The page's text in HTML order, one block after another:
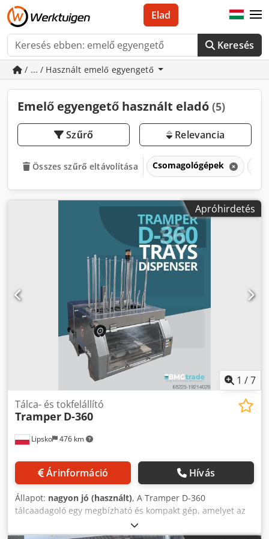
Keresés
Elad
/ ... / Használt emelő egyengető
Emelő egyengető használt eladó (5)
Szűrő Relevancia
Összes szűrő eltávolítása Csomagológépek
Apróhirdetés
1 /7
Lipsko 476 km
Tálca- és tokfelállító
Tramper D-360
Árinformáció Hívás
Állapot: nagyon jó (használt), A Tramper D-360
tálcaadagoló egy megbízható és kompakt gép, amelyet az
élelmiszeripar csomagolási folyamatának automatizálására
terveztek. A készülék gyorsan és pontosan adagolja a